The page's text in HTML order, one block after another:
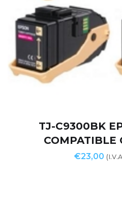
TJ-C9300BK
COMPATIBLE
€23,00